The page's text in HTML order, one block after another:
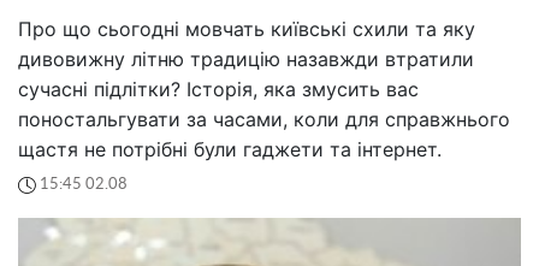
Про що сьогодні мовчать київські схили та яку
дивовижну літню традицію назавжди втратили
сучасні підлітки? Історія, яка змусить вас
поностальгувати за часами, коли для справжнього
щастя не потрібні були гаджети та інтернет.
15:45 02.08